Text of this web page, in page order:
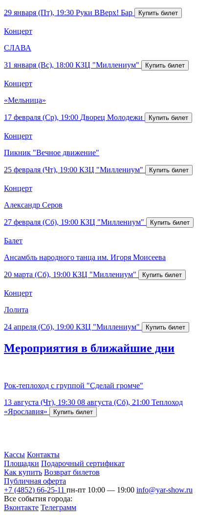
29 января (Пт), 19:30 Руки ВВерх! Бар
Концерт
СЛАВА
31 января (Вс), 18:00 КЗЦ "Миллениум"
Концерт
«Мельница»
17 февраля (Ср), 19:00 Дворец Молодежи
Концерт
Пикник "Вечное движение"
25 февраля (Чт), 19:00 КЗЦ "Миллениум"
Концерт
Александр Серов
27 февраля (Сб), 19:00 КЗЦ "Миллениум"
Балет
Ансамбль народного танца им. Игоря Моисеева
20 марта (Сб), 19:00 КЗЦ "Миллениум"
Концерт
Лолита
24 апреля (Сб), 19:00 КЗЦ "Миллениум"
Мероприятия в ближайшие дни
Рок-теплоход с группой "Сделай громче"
13 августа (Чт), 19:30 08 августа (Сб), 21:00 Теплоход
«Ярославия»
Кассы Контакты
Площадки Подарочный сертификат
Как купить Возврат билетов
Публичная оферта
+7 (4852) 66-25-11 пн-пт 10:00 — 19:00 info@yar-show.ru
Все события города:
Вконтакте Телеграмм